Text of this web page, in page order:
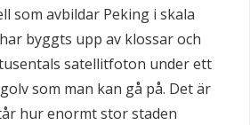
som avbildar Peking i skala
byggts upp av klossar och
satellitfoton under ett
som man kan gå på. Det är
hur enormt stor staden